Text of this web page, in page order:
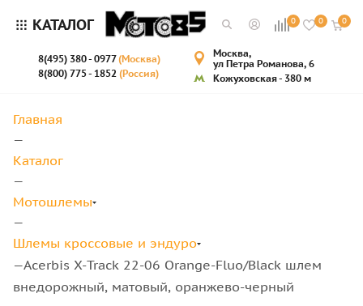
КАТАЛОГ 0 0 0
8(495) 380 - 0977(Москва)
8(800) 775 - 1852 (Россия)
Москва,
ул Петра Романова, 6
Кожуховская - 380 м
Главная
—
Каталог
—
Мотошлемы
—
Шлемы кроссовые и эндуро
—Acerbis X-Track 22-06 Orange-Fluo/Black шлем
внедорожный, матовый, оранжево-черный